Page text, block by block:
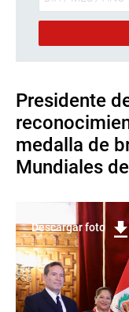
Presidente
medalla de
Mundiales
Descargar foto